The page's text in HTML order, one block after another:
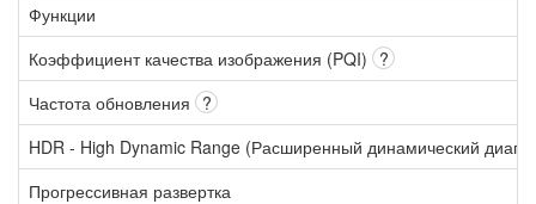
Функции
Коэффициент качества изображения (PQI) ?
Частота обновления ?
HDR - High Dynamic Range (Расширенный динамический
Прогрессивная развертка